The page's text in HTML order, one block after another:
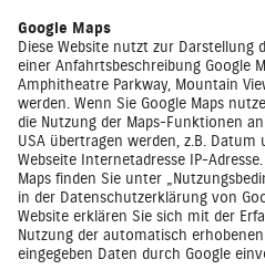
Google Maps
Diese Website nutzt zur Darstellung
einer Anfahrtsbeschreibung Google
Amphitheatre Parkway, Mountain
werden. Wenn Sie Google Maps
die Nutzung der Maps-Funktionen
USA übertragen werden, z.B.
Webseite Internetadresse IP-
Maps finden Sie unter
in der Datenschutzerklärung von
Website erklären Sie sich mit der
Nutzung der automatisch
eingegeben Daten durch Google